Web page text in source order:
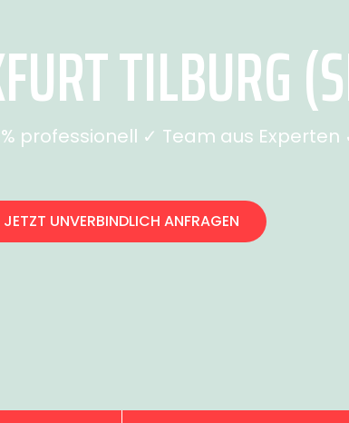
TILBURG
professionell ✓ Team aus
JETZT UNVERBINDLICH ANFRAGEN